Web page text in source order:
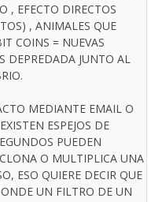
, EFECTO DIRECTOS
, ANIMALES QUE
COINS = NUEVAS
DEPREDADA JUNTO AL
MEDIANTE EMAIL O
ESPEJOS DE
PUEDEN
O MULTIPLICA UNA
ESO QUIERE DECIR QUE
UN FILTRO DE UN